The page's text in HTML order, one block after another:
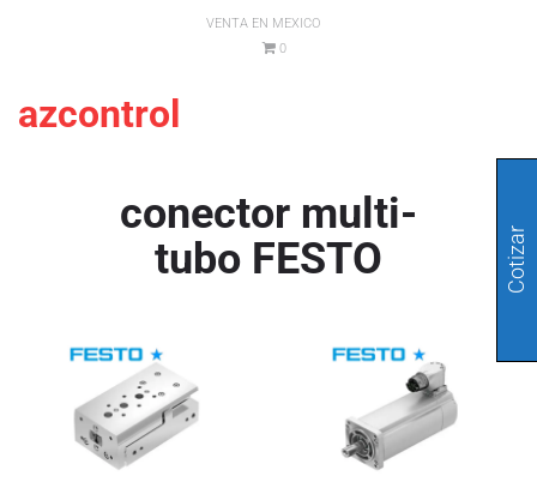
VENTA EN MEXICO
0
azcontrol
conector multi-
tubo FESTO
Cotizar